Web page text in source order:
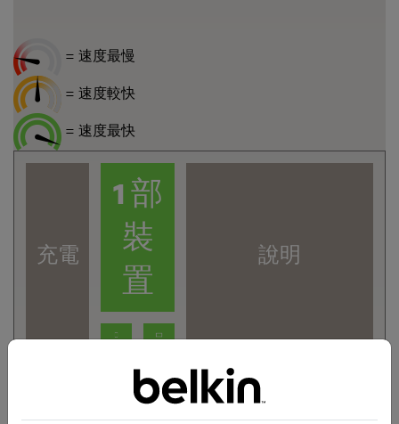
= 速度最慢
= 速度較快
= 速度最快
充電
1 部
裝
置
說明
1 安培 USB 連接埠可以為
智能手機或平板電腦充